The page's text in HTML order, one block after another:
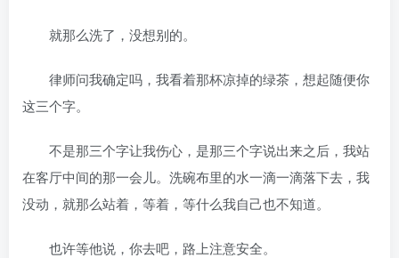
就那么洗了，没想别的。
律师问我确定吗，我看着那杯凉掉的绿茶，想起随便你
这三个字。
不是那三个字让我伤心，是那三个字说出来之后，我站
在客厅中间的那一会儿。洗碗布里的水一滴一滴落下去，我
没动，就那么站着，等着，等什么我自己也不知道。
也许等他说，你去吧，路上注意安全。